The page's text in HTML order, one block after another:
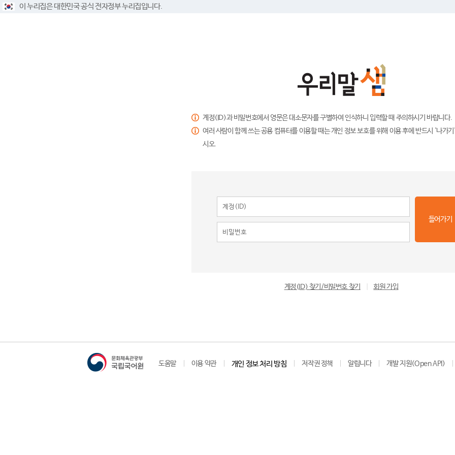
이 누리집은 대한민국 공식 전자정부 누리집입니다.
계정(ID)과 비밀번호에서 영문은 대소문자를 구별하여 인식하니 입력할 때 주의하시기 바랍니다.
여러 사람이 함께 쓰는 공용 컴퓨터를 이용할 때는 개인 정보 보호를 위해 이용 후에 반드시 '나가
시오.
들어가기
계정(ID) 찾기/비밀번호 찾기 회원 가입
도움말 이용 약관 개인 정보 처리 방침 저작권 정책 알립니다 개발 지원(Open API)